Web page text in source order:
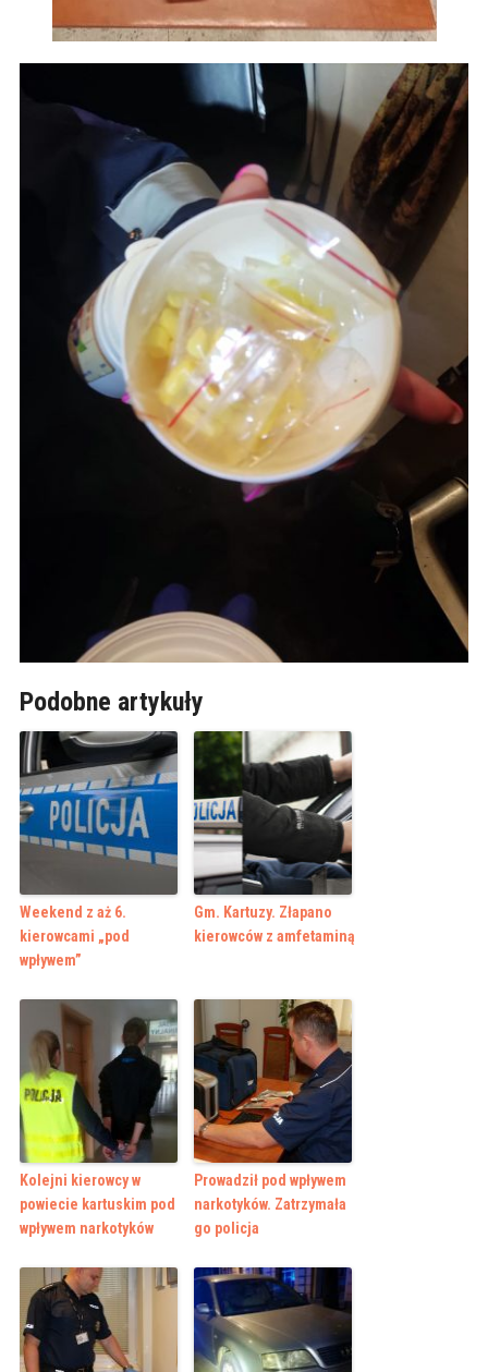
Podobne artykuły
Weekend z aż 6.
kierowcami „pod
wpływem”
Gm. Kartuzy. Złapano
kierowców z amfetaminą
Kolejni kierowcy w
powiecie kartuskim pod
wpływem narkotyków
Prowadził pod wpływem
narkotyków. Zatrzymała
go policja